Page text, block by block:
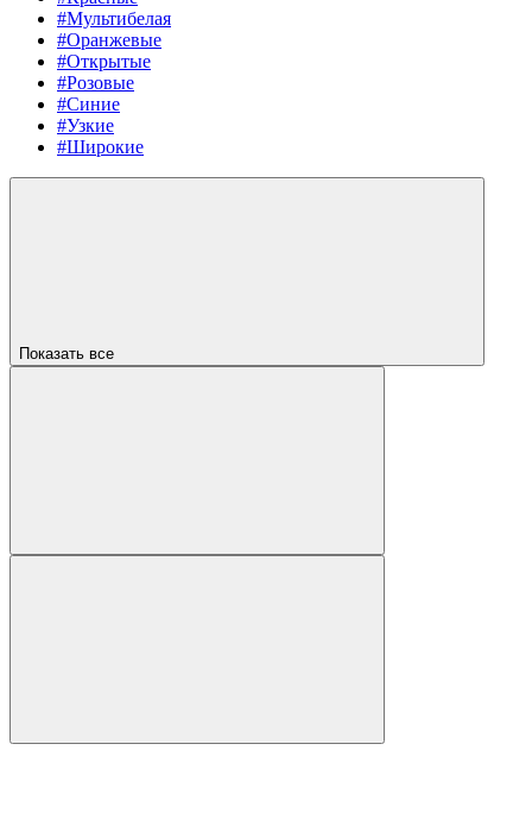
#Мультибелая
#Оранжевые
#Открытые
#Розовые
#Синие
#Узкие
#Широкие
Показать все